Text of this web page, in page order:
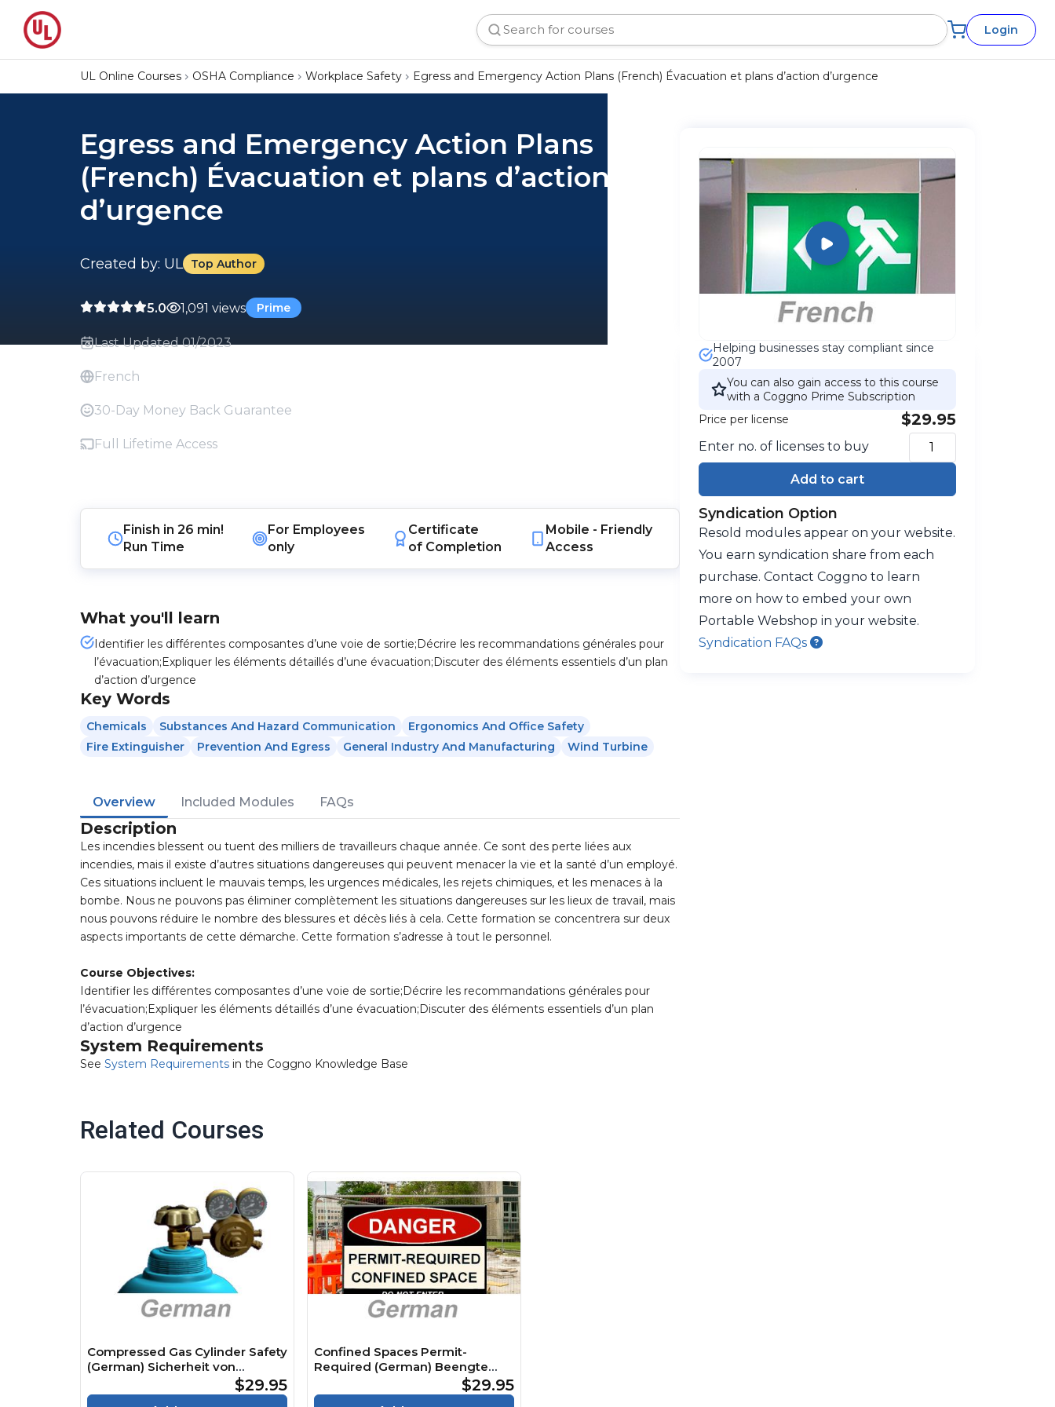
Login
UL Online Courses OSHA Compliance Workplace Safety Egress and Emergency Action Plans (French) Évacuation et plans d’action d’urgence
Egress and Emergency Action Plans
(French) Évacuation et plans d’action
d’urgence
Created by: UL Top Author
5.0 1,091 views Prime
Last Updated 01/2023
French
30-Day Money Back Guarantee
Full Lifetime Access
Finish in 26 min!
Run Time
For Employees
only
Certificate
of Completion
Mobile - Friendly
Access
What you'll learn
Identifier les différentes composantes d’une voie de sortie;Décrire les recommandations générales pour
l’évacuation;Expliquer les éléments détaillés d’une évacuation;Discuter des éléments essentiels d’un plan
d’action d’urgence
Key Words
Chemicals Substances And Hazard Communication
Ergonomics And Office Safety
Fire Extinguisher
Prevention And Egress General Industry And Manufacturing Wind Turbine
Overview Included Modules FAQs
Description
Les incendies blessent ou tuent des milliers de travailleurs chaque année. Ce sont des perte liées aux
incendies, mais il existe d’autres situations dangereuses qui peuvent menacer la vie et la santé d’un employé.
Ces situations incluent le mauvais temps, les urgences médicales, les rejets chimiques, et les menaces à la
bombe. Nous ne pouvons pas éliminer complètement les situations dangereuses sur les lieux de travail, mais
nous pouvons réduire le nombre des blessures et décès liés à cela. Cette formation se concentrera sur deux
aspects importants de cette démarche. Cette formation s’adresse à tout le personnel.
Course Objectives:
Identifier les différentes composantes d’une voie de sortie;Décrire les recommandations générales pour
l’évacuation;Expliquer les éléments détaillés d’une évacuation;Discuter des éléments essentiels d’un plan
d’action d’urgence
System Requirements
See System Requirements in the Coggno Knowledge Base
Helping businesses stay compliant since
2007
You can also gain access to this course
with a Coggno Prime Subscription
Price per license
$29.95
Enter no. of licenses to buy
Add to cart
Syndication Option
Resold modules appear on your website.
You earn syndication share from each
purchase. Contact Coggno to learn
more on how to embed your own
Portable Webshop in your website.
Syndication FAQs
Related Courses
Compressed Gas Cylinder Safety
(German) Sicherheit von
Druckgasflaschen Course$29.95
Confined Spaces Permit-
Required (German) Beengte
Räume Genehmigungspflichtig
Course
$29.95